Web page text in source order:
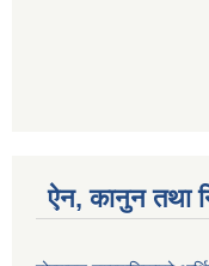
ऐन, कानुन तथा